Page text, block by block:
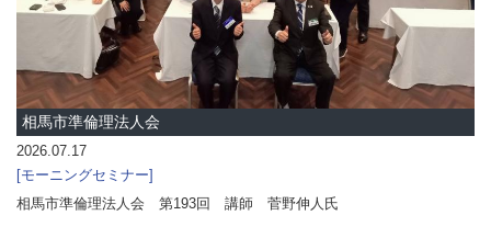
相馬市準倫理法人会
2026.07.17
モーニングセミナー
相馬市準倫理法人会 第193回 講師 菅野伸人氏